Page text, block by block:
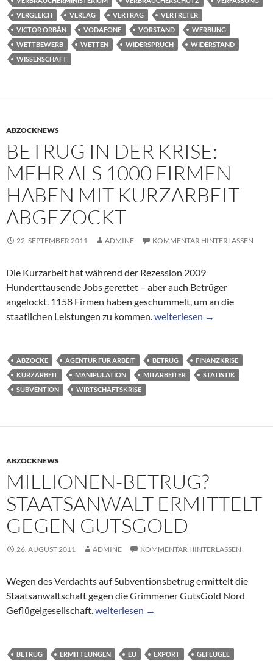
VERGLEICH
VERLAG VERTRAG
VERTRETER
VICTOR ORBÁN
VODAFONE VORSTAND
WERBUNG
WETTBEWERB
WETTEN WIDERSPRUCH
WIDERSTAND
WISSENSCHAFT
ABZOCKNEWS
BETRUG IN DER KRISE:
MEHR ALS 1000 FIRMEN
HABEN MIT KURZARBEIT
ABGEZOCKT
22. SEPTEMBER 2011 ADMINE KOMMENTAR HINTERLASSEN
Die Kurzarbeit hat während der Rezession 2009
Hunderttausende Jobs gerettet – aber auch Betrüger
angelockt. 1158 Firmen haben geschummelt, um an die
staatlichen Leistungen zu kommen.Betrug in der Krise: Mehr
weiterlesen →
ABZOCKE AGENTUR FÜR ARBEIT BETRUG
FINANZKRISE
KURZARBEIT
MANIPULATION MITARBEITER
STATISTIK
SUBVENTION
WIRTSCHAFTSKRISE
ABZOCKNEWS
MILLIONEN-BETRUG?
STAATSANWALT ERMITTELT
GEGEN GUTSGOLD
26. AUGUST 2011 ADMINE KOMMENTAR HINTERLASSEN
Wegen des Verdachts auf Subventionsbetrug ermittelt die
Staatsanwaltschaft gegen die Grimmener GutsGold Nord
Geflügelgesellschaft.Millionen-Betrug? Staatsanwalt ermittelt
weiterlesen →
BETRUG ERMITTLUNGEN EU EXPORT GEFLÜGEL